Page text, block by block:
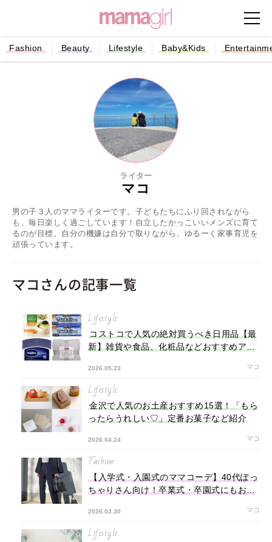
Fashion Beauty Lifestyle Baby&Kids
ライター
マコ
男の子３人のママライターです。子どもたちにふり回されながら
も、毎日楽しく過ごしています！自立したかっこいいメンズに育て
るのが目標。自分の機嫌は自分で取りながら、ゆるーく家事育児を
頑張っています。
マコさんの記事一覧
Lifestyle
コストコで人気の絶対買うべき日用品【最
新】雑貨や食品、化粧品などおすすめアイ
2026.05.23 マコ
Lifestyle
金沢で人気のお土産おすすめ15選！「もら
ったらうれしい♡」定番お菓子など紹介
2026.04.24 マコ
Fashion
【入学式・入園式のママコーデ】40代ぽっ
ちゃりさん向け！卒業式・卒園式にもおす
2026.03.30 マコ
Lifestyle